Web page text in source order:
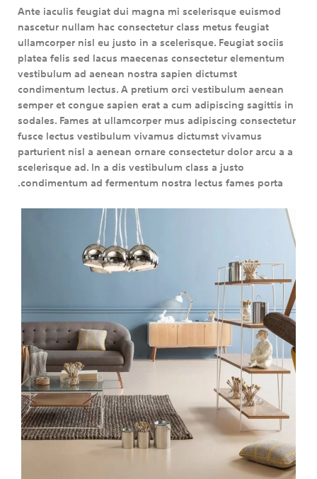
Ante iaculis feugiat dui magna mi scelerisque euismod
nascetur nullam hac consectetur class metus feugiat
ullamcorper nisl eu justo in a scelerisque. Feugiat sociis
platea felis sed lacus maecenas consectetur elementum
vestibulum ad aenean nostra sapien dictumst
condimentum lectus. A pretium orci vestibulum aenean
semper et congue sapien erat a cum adipiscing sagittis in
sodales. Fames at ullamcorper mus adipiscing consectetur
fusce lectus vestibulum vivamus dictumst vivamus
parturient nisl a aenean ornare consectetur dolor arcu a a
scelerisque ad. In a dis vestibulum class a justo
condimentum ad fermentum nostra lectus fames porta.